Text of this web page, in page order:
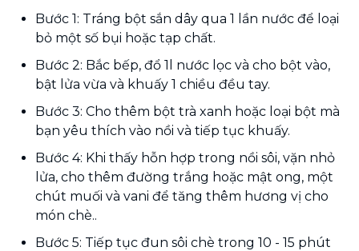
Bước 1: Tráng bột sắn dây qua 1 lần nước để loại
bỏ một số bụi hoặc tạp chất.
Bước 2: Bắc bếp, đổ 1l nước lọc và cho bột vào,
bật lửa vừa và khuấy 1 chiều đều tay.
Bước 3: Cho thêm bột trà xanh hoặc loại bột mà
bạn yêu thích vào nồi và tiếp tục khuấy.
Bước 4: Khi thấy hỗn hợp trong nồi sôi, vặn nhỏ
lửa, cho thêm đường trắng hoặc mật ong, một
chút muối và vani để tăng thêm hương vị cho
món chè..
Bước 5: Tiếp tục đun sôi chè trong 10 - 15 phút